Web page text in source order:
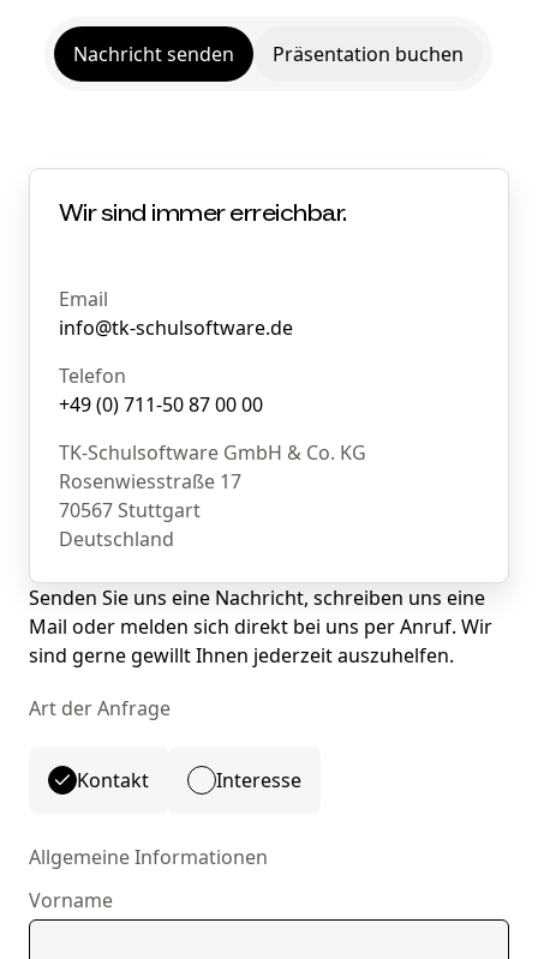
Nachricht senden Präsentation buchen
Wir sind immer erreichbar.
Email
info@tk-schulsoftware.de
Telefon
+49 (0) 711-50 87 00 00
TK-Schulsoftware GmbH & Co. KG
Rosenwiesstraße 17
70567 Stuttgart
Deutschland
Senden Sie uns eine Nachricht, schreiben uns eine
Mail oder melden sich direkt bei uns per Anruf. Wir
sind gerne gewillt Ihnen jederzeit auszuhelfen.
Art der Anfrage
Kontakt Interesse
Allgemeine Informationen
Vorname